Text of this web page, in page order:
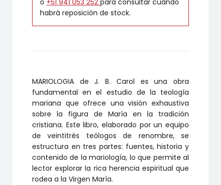
o +51 941 053 252 para consultar cuándo
habrá reposición de stock.
MARIOLOGIA de J. B. Carol es una obra
fundamental en el estudio de la teología
mariana que ofrece una visión exhaustiva
sobre la figura de María en la tradición
cristiana. Este libro, elaborado por un equipo
de veintitrés teólogos de renombre, se
estructura en tres partes: fuentes, historia y
contenido de la mariología, lo que permite al
lector explorar la rica herencia espiritual que
rodea a la Virgen María.